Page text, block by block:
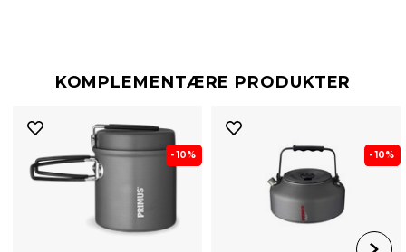
KOMPLEMENTÆRE PRODUKTER
- 10% - 10%